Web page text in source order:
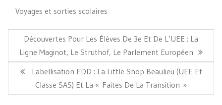
Voyages et sorties scolaires
l’article
Article
Précédent:
Découvertes Pour Les Élèves De 3e Et De L’UEE : La
Ligne Maginot, Le Struthof, Le Parlement Européen
Article
Suivant:
Labellisation EDD : La Little Shop Beaulieu (UEE Et
Classe SAS) Et La « Faites De La Transition »